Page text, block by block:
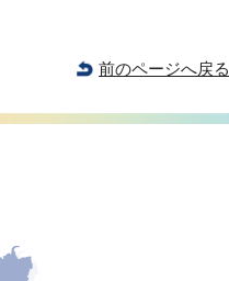
前のページへ戻る